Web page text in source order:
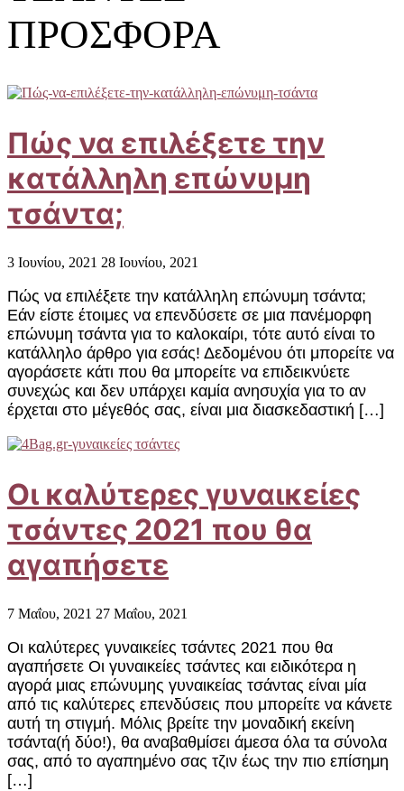
ΠΡΟΣΦΟΡΑ
Πώς να επιλέξετε την
κατάλληλη επώνυμη
τσάντα;
3 Ιουνίου, 2021 28 Ιουνίου, 2021
Πώς να επιλέξετε την κατάλληλη επώνυμη τσάντα;
Εάν είστε έτοιμες να επενδύσετε σε μια πανέμορφη
επώνυμη τσάντα για το καλοκαίρι, τότε αυτό είναι το
κατάλληλο άρθρο για εσάς! Δεδομένου ότι μπορείτε να
αγοράσετε κάτι που θα μπορείτε να επιδεικνύετε
συνεχώς και δεν υπάρχει καμία ανησυχία για το αν
έρχεται στο μέγεθός σας, είναι μια διασκεδαστική […]
Οι καλύτερες γυναικείες
τσάντες 2021 που θα
αγαπήσετε
7 Μαΐου, 2021 27 Μαΐου, 2021
Οι καλύτερες γυναικείες τσάντες 2021 που θα
αγαπήσετε Οι γυναικείες τσάντες και ειδικότερα η
αγορά μιας επώνυμης γυναικείας τσάντας είναι μία
από τις καλύτερες επενδύσεις που μπορείτε να κάνετε
αυτή τη στιγμή. Μόλις βρείτε την μοναδική εκείνη
τσάντα(ή δύο!), θα αναβαθμίσει άμεσα όλα τα σύνολα
σας, από το αγαπημένο σας τζιν έως την πιο επίσημη
[…]